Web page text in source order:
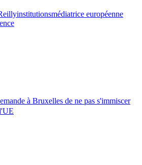
institutionsmédiatrice européenne
à Bruxelles de ne pas s'immiscer